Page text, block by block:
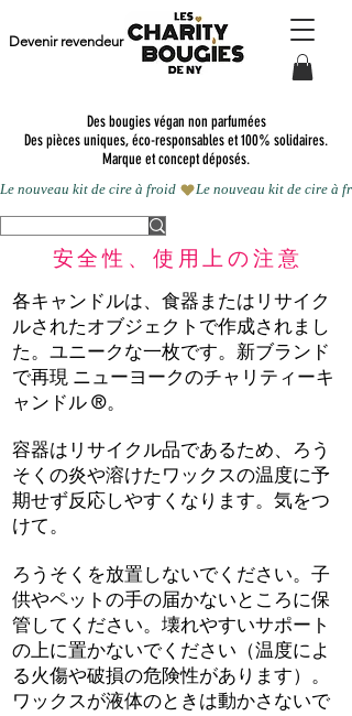
Des bougies végan non parfumées
Des pièces uniques, éco-responsables et 100% solidaires.
Marque et concept déposés.
Devenir revendeur
Le nouveau kit de cire à froid
安全性、使用上の注意
各キャンドルは、食器またはリサイク
ルされたオブジェクトで作成されまし
た。ユニークな一枚です。新ブランド
で再現 ニューヨークのチャリティーキ
ャンドル ®。
容器はリサイクル品であるため、ろう
そくの炎や溶けたワックスの温度に予
期せず反応しやすくなります。気をつ
けて。
ろうそくを放置しないでください。子
供やペットの手の届かないところに保
管してください。壊れやすいサポート
の上に置かないでください（温度によ
る火傷や破損の危険性があります）。
ワックスが液体のときは動かさないで